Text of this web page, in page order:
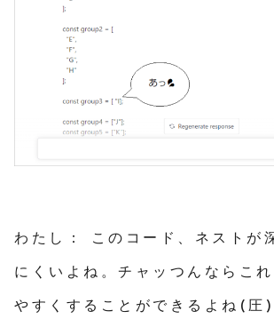
わたし： このコード、ネストが
にくいよね。チャッつんならこ
やすくすることができるよね(圧)